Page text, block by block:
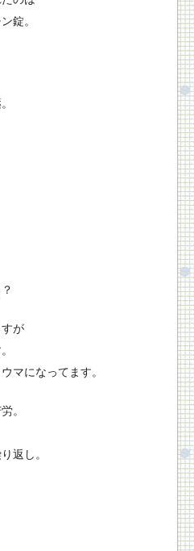
錠。
が
マになってます。
。
返し。